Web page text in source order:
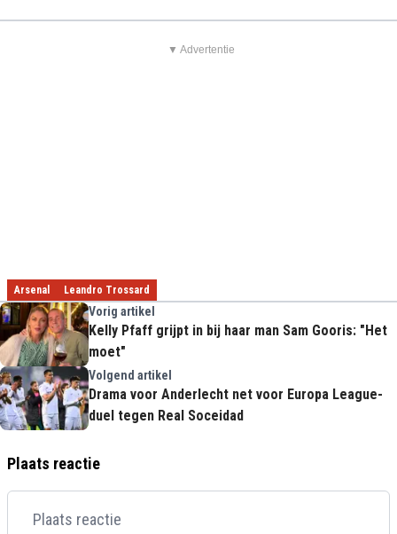
▼ Advertentie
Arsenal Leandro Trossard
Vorig artikel
Kelly Pfaff grijpt in bij haar man Sam Gooris: "Het
moet"
Volgend artikel
Drama voor Anderlecht net voor Europa League-
duel tegen Real Soceidad
Plaats reactie